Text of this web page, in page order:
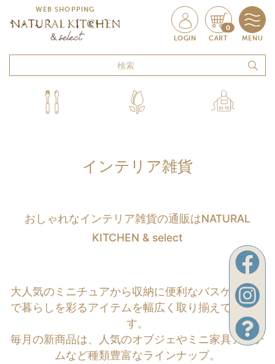
WEB SHOPPING
LOGIN
0
CART MENU
インテリア雑貨
おしゃれなインテリア雑貨の通販はNATURAL
KITCHEN & select
大人気のミニチュアから収納に便利なバスケットま
で暮らしを彩るアイテムを幅広く取り揃えておりま
す。
毎月の新商品は、人気のオブジェやミニ家具アイテ
ムなど種類豊富なラインナップ。